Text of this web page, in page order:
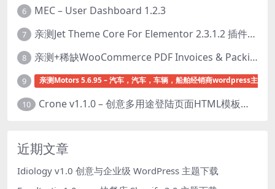
6 MEC – User Dashboard 1.2.3
7 亲测Jet Theme Core For Elementor 2.3.1.2 插件下载
8 亲测+稀缺WooCommerce PDF Invoices & Packing Slips Professional v2.20.0 + Templates v2.25.1 [by WpOverNight] WooCommerce PDF 发票和装箱单插件下载
9 亲测Motors 5.6.95 – 汽车，汽车，车辆，船舶经销商wordpress主题下
10 Crone v1.1.0 – 创意多用途登陆页面HTML模板下载
近期文章
Idiology v1.0 创意与企业级 WordPress 主题下载